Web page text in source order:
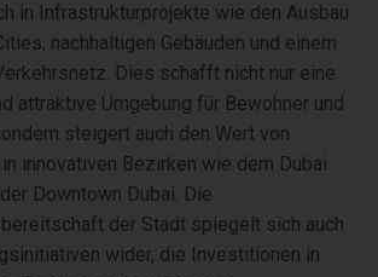
in Infrastrukturprojekte wie den Ausbau
nachhaltigen Gebäuden und einem
Dies schafft nicht nur eine
attraktive Umgebung für Bewohner und
steigert auch den Wert von
innovativen Bezirken wie dem Dubai
Downtown Dubai. Die
der Stadt spiegelt sich auch
wider, die Investitionen in